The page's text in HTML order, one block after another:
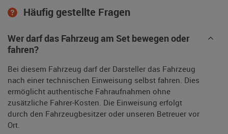
Häufig gestellte Fragen
Wer darf das Fahrzeug am Set bewegen oder
fahren?
Bei diesem Fahrzeug darf der Darsteller das Fahrzeug
nach einer technischen Einweisung selbst fahren. Dies
ermöglicht authentische Fahraufnahmen ohne
zusätzliche Fahrer-Kosten. Die Einweisung erfolgt
durch den Fahrzeugbesitzer oder unseren Betreuer vor
Ort.